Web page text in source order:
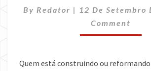
PARA
QUALQUER
PROJETO
By Redator | 12 De Setembro
Comment
Quem está construindo ou reformando